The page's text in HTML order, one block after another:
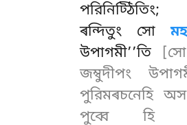
পরিনিট্ঠিতিং;
ৰন্দিতুং সো
উপাগমী’’তি
জম্বুদীপং
পুরিমৰচনেহি
পুব্বে হি